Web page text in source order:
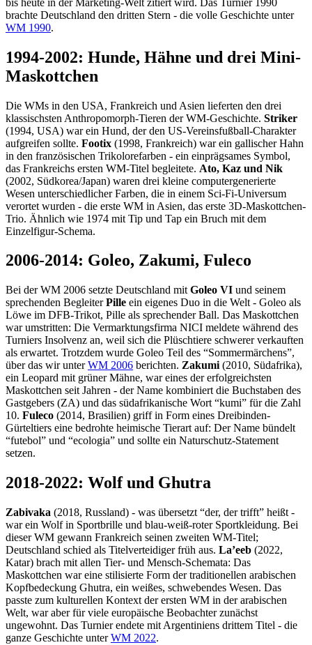
brachte Deutschland den dritten Stern - die volle Geschichte unter
WM 1990.
1994-2002: Hunde, Hähne und drei Mini-
Maskottchen
Die WMs in den USA, Frankreich und Asien lieferten den drei
klassischsten Anthropomorph-Tieren der WM-Geschichte. Striker
(1994, USA) war ein Hund, der den US-Vereinsfußball-Charakter
aufgreifen sollte. Footix (1998, Frankreich) war ein gallischer Hahn
in den französischen Trikolorefarben - ein einprägsames Symbol,
das Frankreichs ersten WM-Titel begleitete. Ato, Kaz und Nik
(2002, Südkorea/Japan) waren drei kleine computergenerierte
Wesen unterschiedlicher Farben, die in einem Sci-Fi-Universum
verortet wurden - die erste WM in Asien, das erste 3D-Maskottchen-
Trio. Ähnlich wie 1974 mit Tip und Tap ein Bruch mit dem
Einzelfigur-Schema.
2006-2014: Goleo, Zakumi, Fuleco
Bei der WM 2006 setzte Deutschland mit Goleo VI und seinem
sprechenden BegleiterPille ein eigenes Duo in die Welt - Goleo als
Löwe im DFB-Trikot, Pille als sprechender Ball. Das Maskottchen
war umstritten: Die Vermarktungsfirma NICI meldete während des
Turniers Insolvenz an, weil sich die Plüschtiere schwerer verkauften
als erwartet. Trotzdem wurde Goleo Teil des “Sommermärchens”,
über das wir unterWM 2006 berichten. Zakumi (2010, Südafrika),
ein Leopard mit grüner Mähne, war eines der erfolgreichsten
Maskottchen seit Jahren - der Name kombiniert die Buchstaben des
Gastgebers (ZA) und das südafrikanische Wort “kumi” für die Zahl
10. Fuleco (2014, Brasilien) griff in Form eines Dreibinden-
Gürteltiers eine bedrohte heimische Tierart auf: Der Name bündelt
“futebol” und “ecologia” und sollte ein Naturschutz-Statement
setzen.
2018-2022: Wolf und Ghutra
Zabivaka (2018, Russland) - was übersetzt “der, der trifft” heißt -
war ein Wolf in Sportbrille und blau-weiß-roter Sportkleidung. Bei
dieser WM gewann Frankreich seinen zweiten WM-Titel;
Deutschland schied als Titelverteidiger früh aus. La’eeb (2022,
Katar) brach mit allen Tier- und Mensch-Schemata: Das
Maskottchen war eine stilisierte Form der traditionellen arabischen
Kopfbedeckung Ghutra, ein weißes, schwebendes Wesen. Das
passte zum kulturellen Kontext der ersten WM in der arabischen
Welt, war aber für viele europäische Beobachter zunächst
ungewohnt. Das Turnier endete mit Argentiniens drittem Titel - die
ganze Geschichte unterWM 2022.